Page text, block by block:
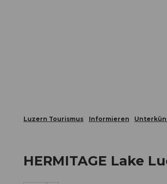
Luzern Tourismus Informieren
HERMITAGE Lake